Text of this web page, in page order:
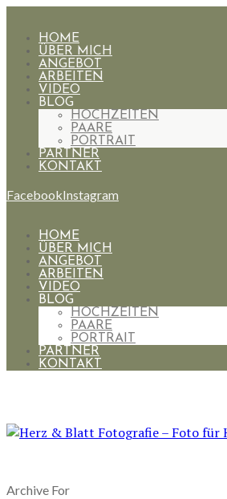
HOME
ÜBER MICH
ANGEBOT
ARBEITEN
VIDEO
BLOG
HOCHZEITEN
PAARE
PORTRAIT
PARTNER
KONTAKT
FacebookInstagram
HOME
ÜBER MICH
ANGEBOT
ARBEITEN
VIDEO
BLOG
HOCHZEITEN
PAARE
PORTRAIT
PARTNER
KONTAKT
Archive For